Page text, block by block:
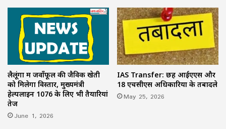
लैलूंगा में जवाँफूल की जैविक खेती
को मिलेगा विस्तार, मुख्यमंत्री
हेल्पलाइन 1076 के लिए भी तैयारियां
तेज
June 1, 2026
IAS Transfer: छह आईएएस और
18 एचसीएस अधिकारियों के तबादले
May 25, 2026